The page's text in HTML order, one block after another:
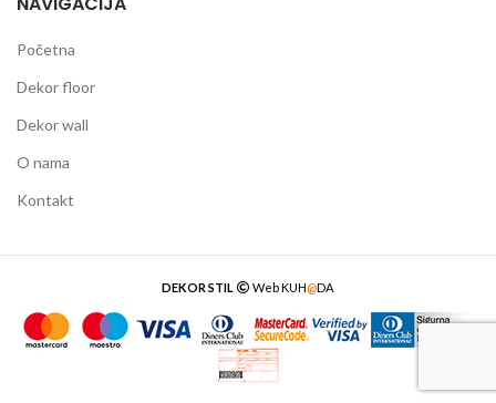
Početna
Dekor floor
Dekor wall
O nama
Kontakt
DEKOR STIL WebKUH@DA